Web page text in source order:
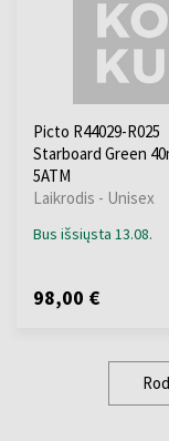
Picto R44029-R025
Starboard Green
5ATM
Laikrodis - Unisex
Bus išsiųsta 13.08.
98,00 €